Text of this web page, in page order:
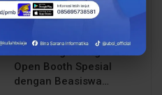
Siap Kuliah Berkualitas?
Open Booth Spesial
dengan Beasiswa…